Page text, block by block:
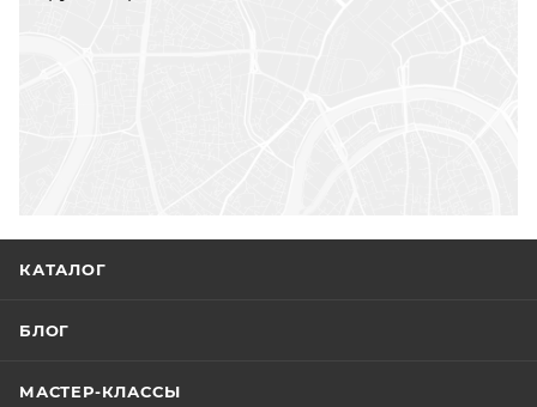
КАТАЛОГ
БЛОГ
МАСТЕР-КЛАССЫ